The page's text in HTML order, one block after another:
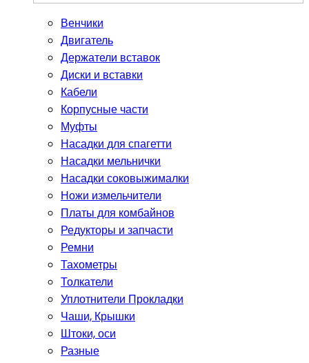
Венчики
Двигатель
Держатели вставок
Диски и вставки
Кабели
Корпусные части
Муфты
Насадки для спагетти
Насадки мельнички
Насадки соковыжималки
Ножи измельчители
Платы для комбайнов
Редукторы и запчасти
Ремни
Тахометры
Толкатели
Уплотнители Прокладки
Чаши, Крышки
Штоки, оси
Разные